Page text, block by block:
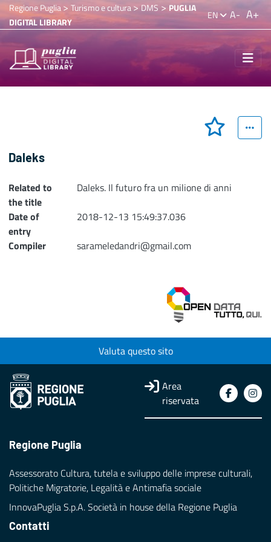
Regione Puglia> Turismo e cultura>DMS > PUGLIA
DIGITAL LIBRARY
EN A- A+
Daleks
Related to
the title
Daleks. Il futuro fra un milione di anni
Date of
entry
2018-12-13 15:49:37.036
Compiler
sarameledandri@gmail.com
Valuta questo sito
Area
riservata
Regione Puglia
Assessorato Cultura, tutela e sviluppo delle imprese culturali,
Politiche Migratorie, Legalità e Antimafia sociale
InnovaPuglia S.p.A. Società in house della Regione Puglia
Contatti